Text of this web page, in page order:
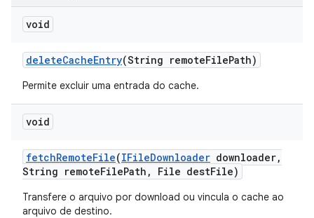
void
deleteCacheEntry(String remoteFilePath)
Permite excluir uma entrada do cache.
void
fetchRemoteFile(IFileDownloader downloader,
String remoteFilePath , File destFile)
Transfere o arquivo por download ou vincula o cache ao
arquivo de destino.